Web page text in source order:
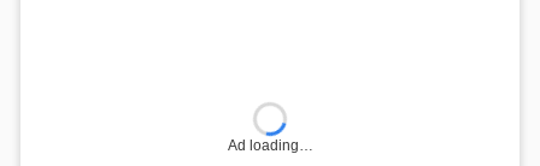
Ad loading…